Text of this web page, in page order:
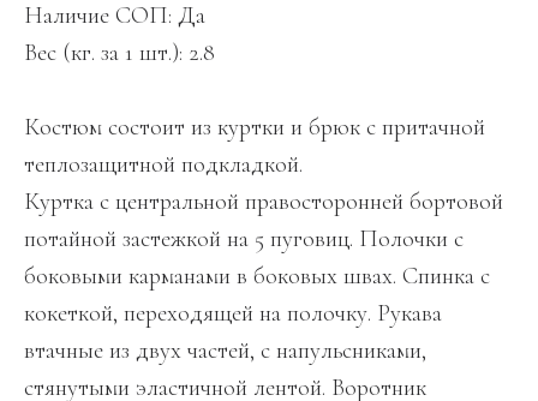
Наличие СОП: Да
Вес (кг. за 1 шт.): 2.8
Костюм состоит из куртки и брюк с притачной
теплозащитной подкладкой.
Куртка с центральной правосторонней бортовой
потайной застежкой на 5 пуговиц. Полочки с
боковыми карманами в боковых швах. Спинка с
кокеткой, переходящей на полочку. Рукава
втачные из двух частей, с напульсниками,
стянутыми эластичной лентой. Воротник